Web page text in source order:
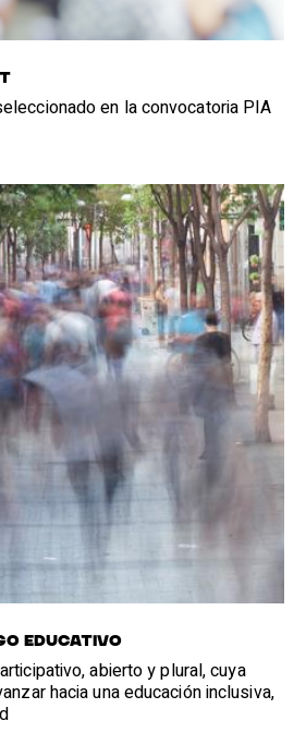
en la convocatoria PIA
EDUCATIVO
abierto y plural, cuya
hacia una educación inclusiva,